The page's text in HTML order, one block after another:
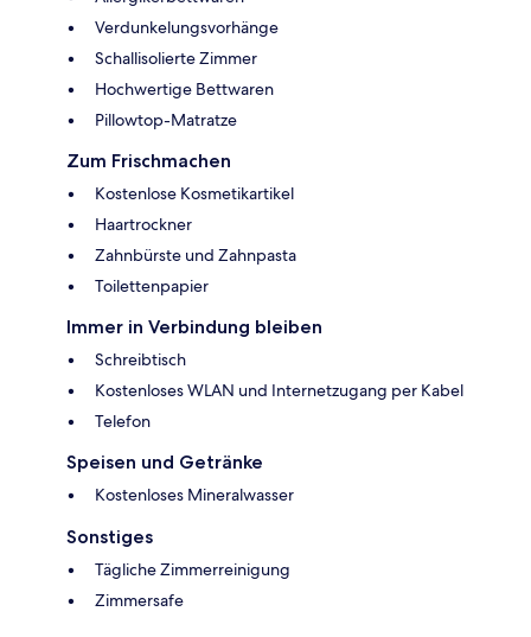
Verdunkelungsvorhänge
Schallisolierte Zimmer
Hochwertige Bettwaren
Pillowtop-Matratze
Zum Frischmachen
Kostenlose Kosmetikartikel
Haartrockner
Zahnbürste und Zahnpasta
Toilettenpapier
Immer in Verbindung bleiben
Schreibtisch
Kostenloses WLAN und Internetzugang per Kabel
Telefon
Speisen und Getränke
Kostenloses Mineralwasser
Sonstiges
Tägliche Zimmerreinigung
Zimmersafe